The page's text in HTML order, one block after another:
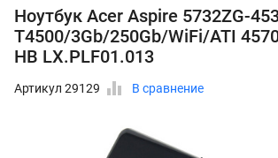
Ноутбук Acer Aspire 5732ZG-
T4500/3Gb/250Gb/WiFi/ATI
HB LX.PLF01.013
Артикул 29129 В сравнение